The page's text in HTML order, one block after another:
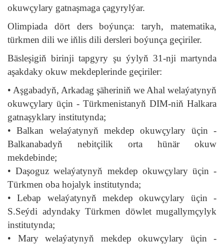
okuwçylary gatnaşmaga çagyrylýar.
Olimpiada dört ders boýunça: taryh, matematika,
türkmen dili we iňlis dili dersleri boýunça geçiriler.
Bäsleşigiň birinji tapgyry şu ýylyň 31-nji martynda
aşakdaky okuw mekdeplerinde geçiriler:
• Aşgabadyň, Arkadag şäheriniň we Ahal welaýatynyň
okuwçylary üçin - Türkmenistanyň DIM-niň Halkara
gatnaşyklary institutynda;
• Balkan welaýatynyň mekdep okuwçylary üçin -
Balkanabadyň nebitçilik orta hünär okuw
mekdebinde;
• Daşoguz welaýatynyň mekdep okuwçylary üçin -
Türkmen oba hojalyk institutynda;
• Lebap welaýatynyň mekdep okuwçylary üçin -
S.Seýdi adyndaky Türkmen döwlet mugallymçylyk
institutynda;
• Mary welaýatynyň mekdep okuwçylary üçin -